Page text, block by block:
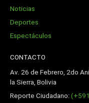
Noticias
Deportes
Espectáculos
CONTACTO
Av. 26 de Febrero, 2do
la Sierra, Bolivia
Reporte Ciudadano: